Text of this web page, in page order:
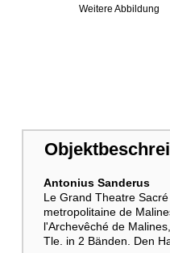
Weitere Abbildung
Antonius Sanderus
Le Grand Theatre
metropolitaine de
l'Archevêché de
Tle. in 2 Bänden. Den